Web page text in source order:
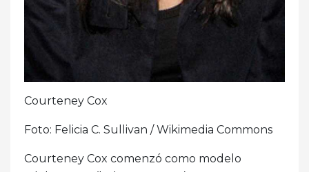
Courteney Cox
Foto: Felicia C. Sullivan / Wikimedia Commons
Courteney Cox comenzó como modelo